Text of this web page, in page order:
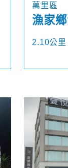
萬里區
漁家
2.10公里